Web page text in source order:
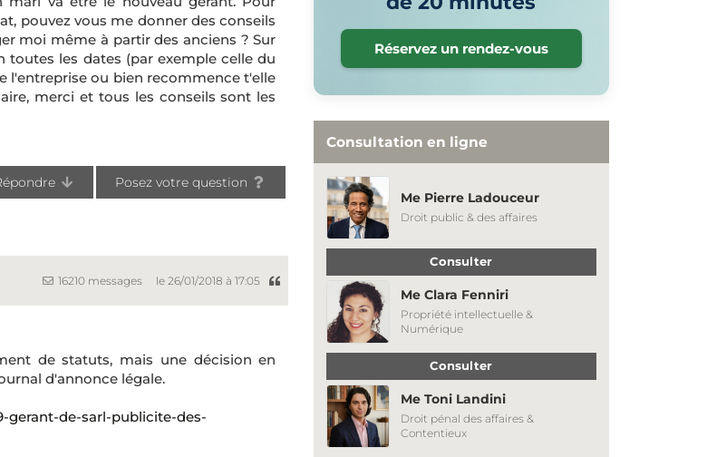
pouvez vous me donner des conseils
moi même à partir des anciens ? Sur
les dates (par exemple celle du
l'entreprise ou bien recommence t'elle
merci et tous les conseils sont les
Posez votre question
16210 messages le 26/01/2018 à 17:05
de statuts, mais une décision en
d'annonce légale.
gerant-de-sarl-publicite-des-
Réservez un rendez-vous
Consultation en ligne
Me Pierre Ladouceur
Droit public & des affaires
Consulter
Me Clara Fenniri
Propriété intellectuelle &
Numérique
Consulter
Me Toni Landini
Droit pénal des affaires &
Contentieux